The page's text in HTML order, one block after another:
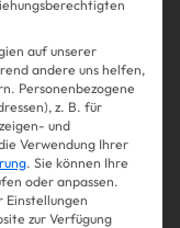
auf unserer
andere uns helfen,
Personenbezogene
z. B. für
und
Verwendung Ihrer
. Sie können Ihre
oder anpassen.
Einstellungen
zur Verfügung